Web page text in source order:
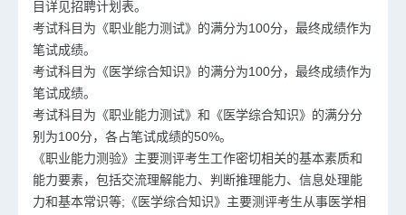
目详见招聘计划表。
考试科目为《职业能力测试》的满分为100分，最终成绩作为
笔试成绩。
考试科目为《医学综合知识》的满分为100分，最终成绩作为
笔试成绩。
考试科目为《职业能力测试》和《医学综合知识》的满分分
别为100分，各占笔试成绩的50%。
《职业能力测验》主要测评考生工作密切相关的基本素质和
能力要素，包括交流理解能力、判断推理能力、信息处理能
力和基本常识等;《医学综合知识》主要测评考生从事医学相